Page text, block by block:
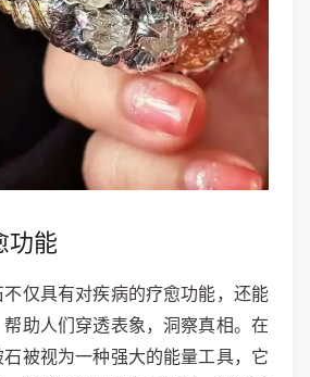
功能
仅具有对疾病的疗愈功能，还能
助人们穿透表象，洞察真相。在
被视为一种强大的能量工具，它